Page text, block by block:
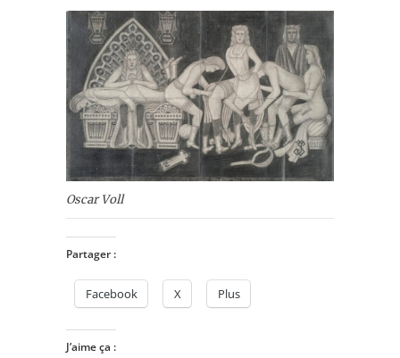
Oscar Voll
Partager :
Facebook X Plus
J’aime ça :